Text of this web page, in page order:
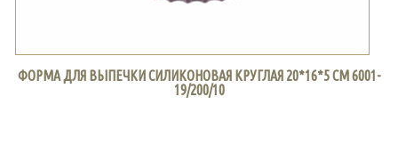
ФОРМА ДЛЯ ВЫПЕЧКИ СИЛИКОНОВАЯ КРУГЛАЯ 20*16*5 СМ 6001-
19/200/10